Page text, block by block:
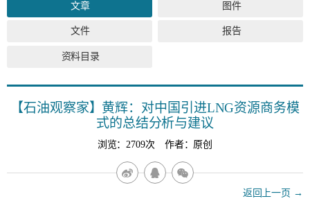
文章 图件
文件 报告
资料目录
【石油观察家】黄辉：对中国引进LNG资源商务模
式的总结分析与建议
浏览：2709次 作者：原创
返回上一页 →